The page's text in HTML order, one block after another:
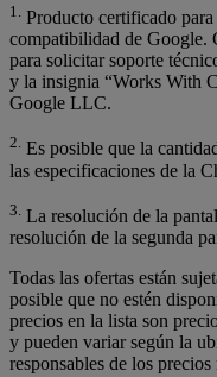
1.
Producto certificado
compatibilidad de Google.
para solicitar soporte
y la insignia “Works With
Google LLC.
2. Es posible que la
las especificaciones de la
3. La resolución de la
resolución de la segunda
Todas las ofertas están
posible que no estén
precios en la lista son
y pueden variar según la
responsables de los